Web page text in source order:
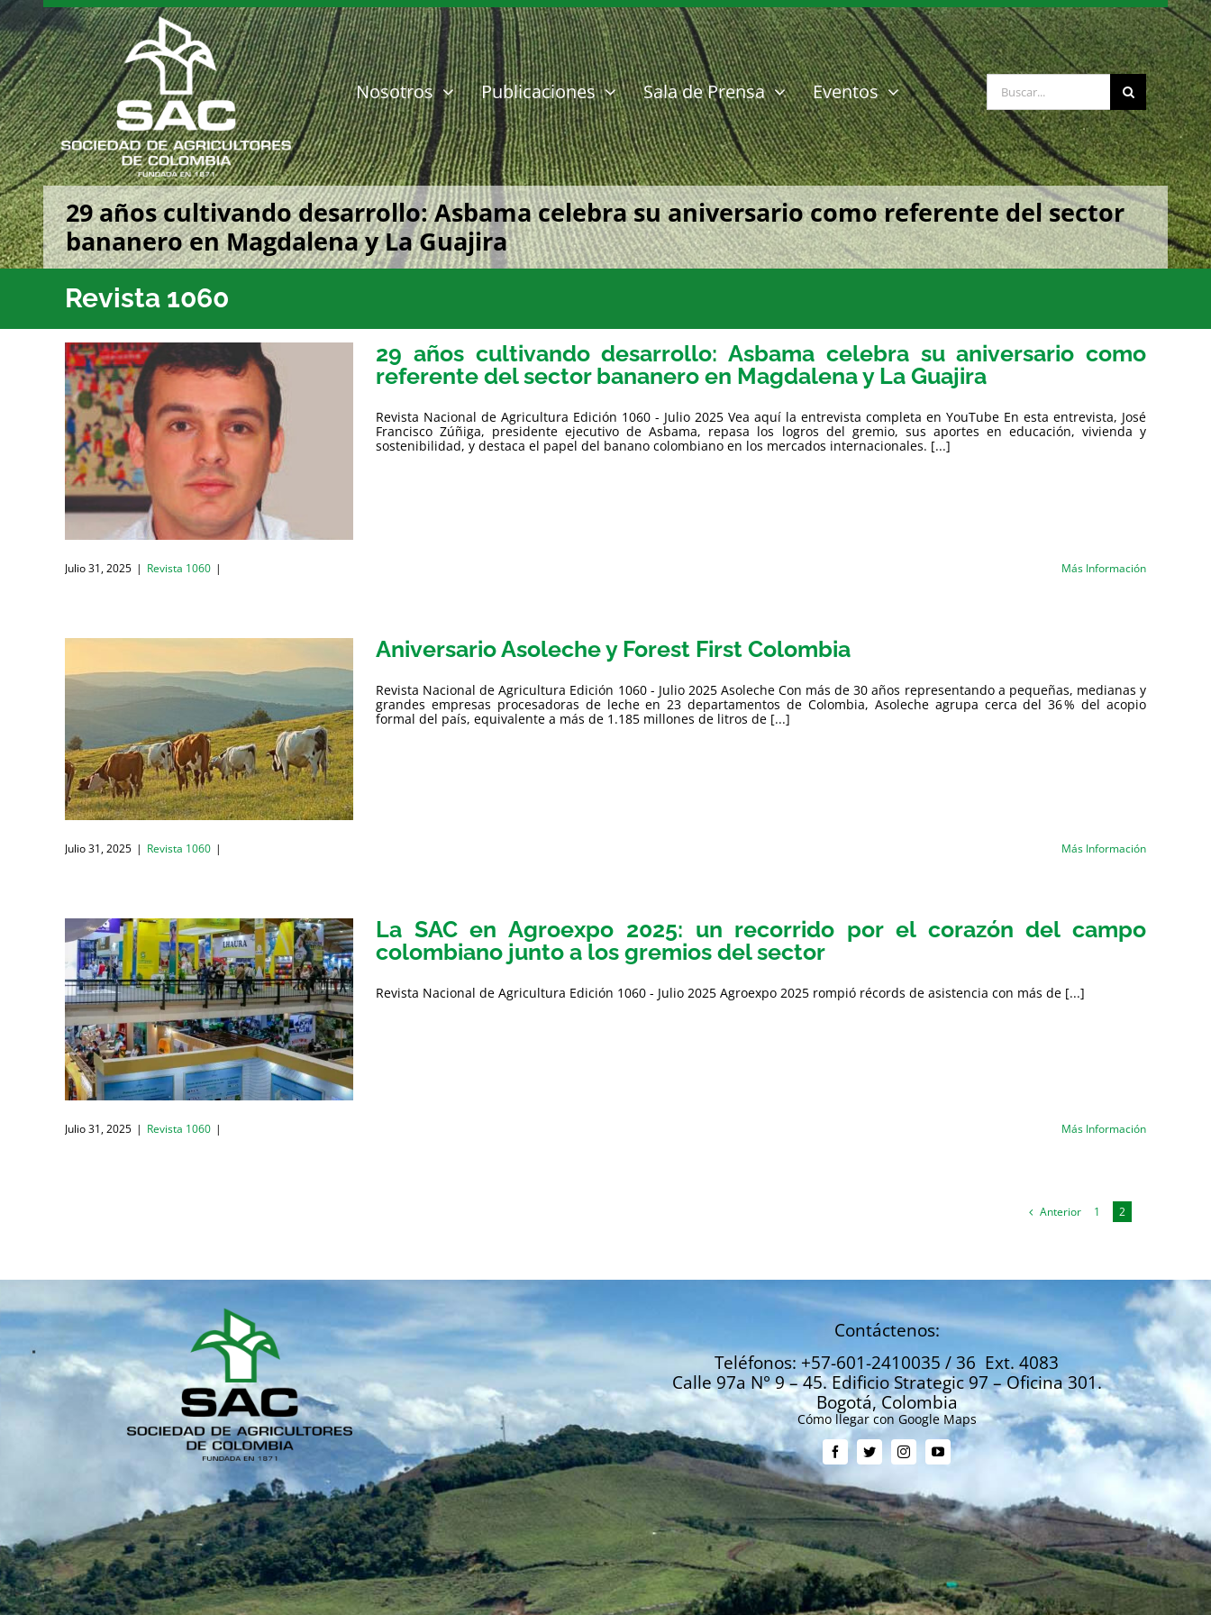
Saltar
al
contenido
Nosotros Publicaciones Sala de Prensa Eventos Buscar:
29 años cultivando desarrollo: Asbama celebra su aniversario como referente del sector
bananero en Magdalena y La Guajira
Revista 1060
29 años cultivando desarrollo: Asbama celebra su aniversario como
referente del sector bananero en Magdalena y La Guajira
Revista Nacional de Agricultura Edición 1060 - Julio 2025 Vea aquí la entrevista completa en YouTube En esta entrevista, José
Francisco Zúñiga, presidente ejecutivo de Asbama, repasa los logros del gremio, sus aportes en educación, vivienda y
sostenibilidad, y destaca el papel del banano colombiano en los mercados internacionales. [...]
Julio 31, 2025 | Revista 1060 | Más Información
Aniversario Asoleche y Forest First Colombia
Revista Nacional de Agricultura Edición 1060 - Julio 2025 Asoleche Con más de 30 años representando a pequeñas, medianas y
grandes empresas procesadoras de leche en 23 departamentos de Colombia, Asoleche agrupa cerca del 36 % del acopio
formal del país, equivalente a más de 1.185 millones de litros de [...]
Julio 31, 2025 | Revista 1060 | Más Información
La SAC en Agroexpo 2025: un recorrido por el corazón del campo
colombiano junto a los gremios del sector
Revista Nacional de Agricultura Edición 1060 - Julio 2025 Agroexpo 2025 rompió récords de asistencia con más de [...]
Julio 31, 2025 | Revista 1060 | Más Información
Anterior 1 2
Contáctenos:
Teléfonos: +57-601-2410035 / 36 Ext. 4083
Calle 97a N° 9 – 45. Edificio Strategic 97 – Oficina 301.
Bogotá, Colombia
Cómo llegar con Google Maps